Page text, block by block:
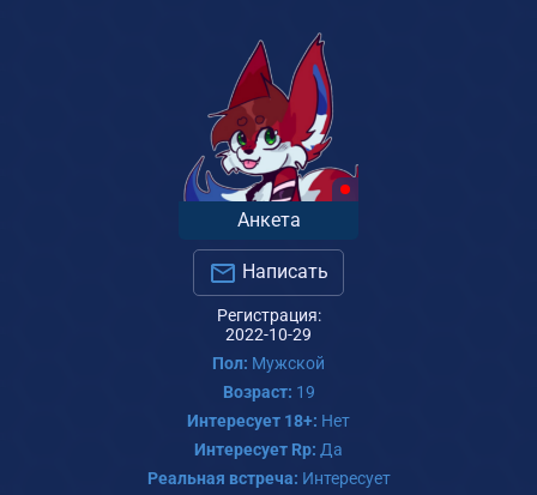
Анкета
Написать
Регистрация:
2022-10-29
Пол: Мужской
Возраст: 19
Интересует 18+: Нет
Интересует Rp: Да
Реальная встреча: Интересует